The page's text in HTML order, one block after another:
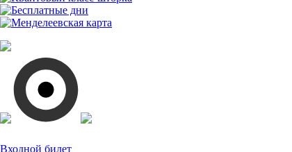
Входной билет